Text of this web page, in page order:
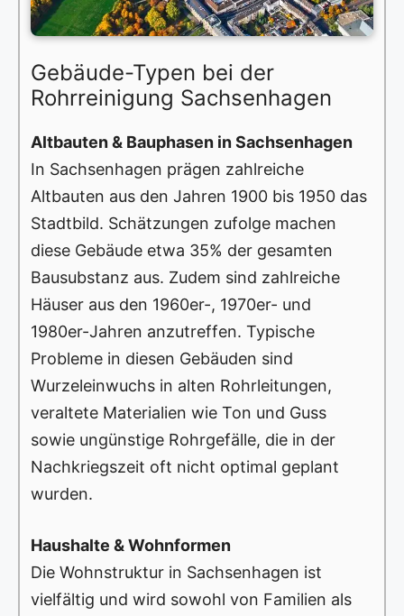
Gebäude-Typen bei der
Rohrreinigung Sachsenhagen
Altbauten & Bauphasen in Sachsenhagen
In Sachsenhagen prägen zahlreiche
Altbauten aus den Jahren 1900 bis 1950 das
Stadtbild. Schätzungen zufolge machen
diese Gebäude etwa 35% der gesamten
Bausubstanz aus. Zudem sind zahlreiche
Häuser aus den 1960er-, 1970er- und
1980er-Jahren anzutreffen. Typische
Probleme in diesen Gebäuden sind
Wurzeleinwuchs in alten Rohrleitungen,
veraltete Materialien wie Ton und Guss
sowie ungünstige Rohrgefälle, die in der
Nachkriegszeit oft nicht optimal geplant
wurden.
Haushalte & Wohnformen
Die Wohnstruktur in Sachsenhagen ist
vielfältig und wird sowohl von Familien als